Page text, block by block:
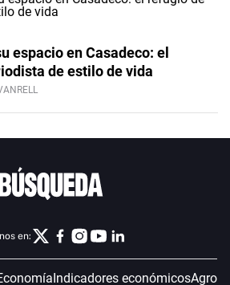
espacio en Casadeco: el
de estilo de vida
en:
Indicadores económicosAgro